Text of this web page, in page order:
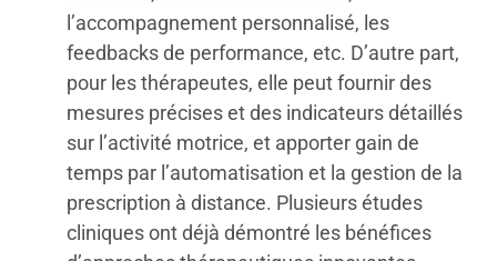
l’accompagnement personnalisé, les
feedbacks de performance, etc. D’autre part,
pour les thérapeutes, elle peut fournir des
mesures précises et des indicateurs détaillés
sur l’activité motrice, et apporter gain de
temps par l’automatisation et la gestion de la
prescription à distance. Plusieurs études
cliniques ont déjà démontré les bénéfices